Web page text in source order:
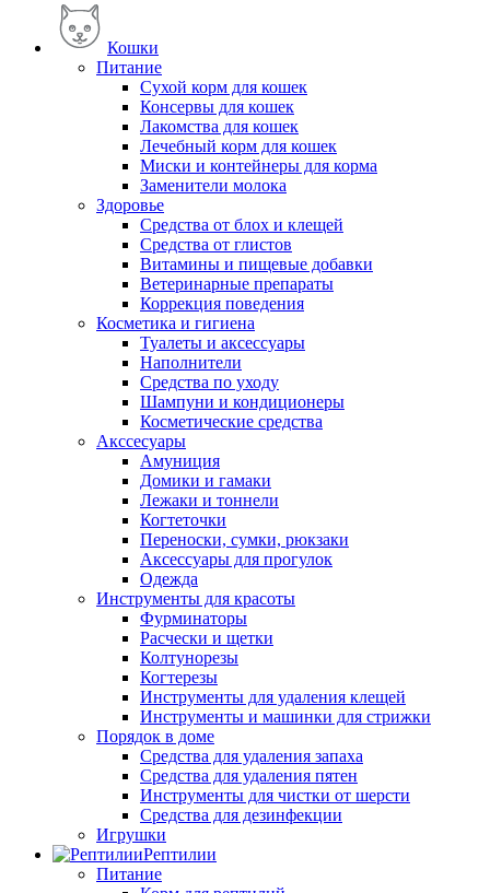
Кошки
Питание
Сухой корм для кошек
Консервы для кошек
Лакомства для кошек
Лечебный корм для кошек
Миски и контейнеры для корма
Заменители молока
Здоровье
Средства от блох и клещей
Средства от глистов
Витамины и пищевые добавки
Ветеринарные препараты
Коррекция поведения
Косметика и гигиена
Туалеты и аксессуары
Наполнители
Средства по уходу
Шампуни и кондиционеры
Косметические средства
Акссесуары
Амуниция
Домики и гамаки
Лежаки и тоннели
Когтеточки
Переноски, сумки, рюкзаки
Аксессуары для прогулок
Одежда
Инструменты для красоты
Фурминаторы
Расчески и щетки
Колтунорезы
Когтерезы
Инструменты для удаления клещей
Инструменты и машинки для стрижки
Порядок в доме
Средства для удаления запаха
Средства для удаления пятен
Инструменты для чистки от шерсти
Средства для дезинфекции
Игрушки
Рептилии
Питание